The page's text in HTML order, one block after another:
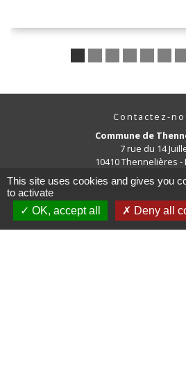
Contactez-
Commune de
7 rue du 14
10410 Thennelières -
+33 3 25 43 86 25
This site uses cookies and gives you
to activate
OK, accept all
Deny all